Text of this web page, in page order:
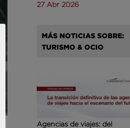
27 Abr 2026
MÁS NOTICIAS SOBRE:
TURISMO & OCIO
Agencias de viajes: del